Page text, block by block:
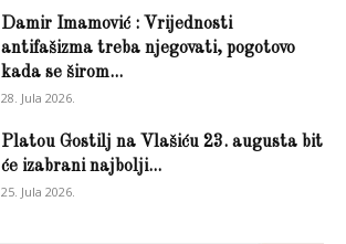
Damir Imamović : Vrijednosti
antifašizma treba njegovati, pogotovo
kada se širom...
28. Jula 2026.
Platou Gostilj na Vlašiću 23. augusta bit
će izabrani najbolji...
25. Jula 2026.